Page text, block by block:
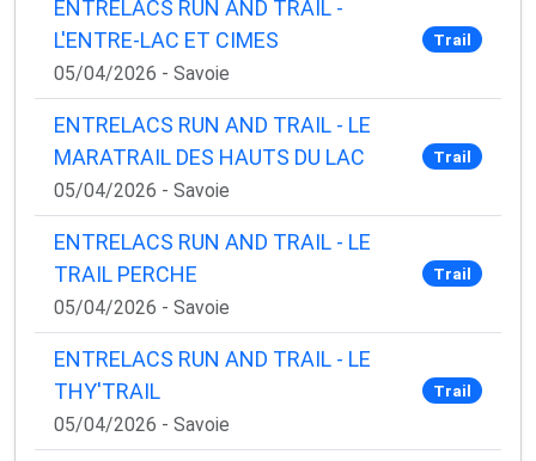
ENTRELACS RUN AND TRAIL -
L'ENTRE-LAC ET CIMES
05/04/2026 - Savoie
Trail
ENTRELACS RUN AND TRAIL - LE
MARATRAIL DES HAUTS DU LAC
05/04/2026 - Savoie
Trail
ENTRELACS RUN AND TRAIL - LE
TRAIL PERCHE
05/04/2026 - Savoie
Trail
ENTRELACS RUN AND TRAIL - LE
THY'TRAIL
05/04/2026 - Savoie
Trail